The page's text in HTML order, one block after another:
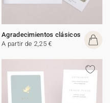
Agradecimientos clásicos
A partir de 2,25 €